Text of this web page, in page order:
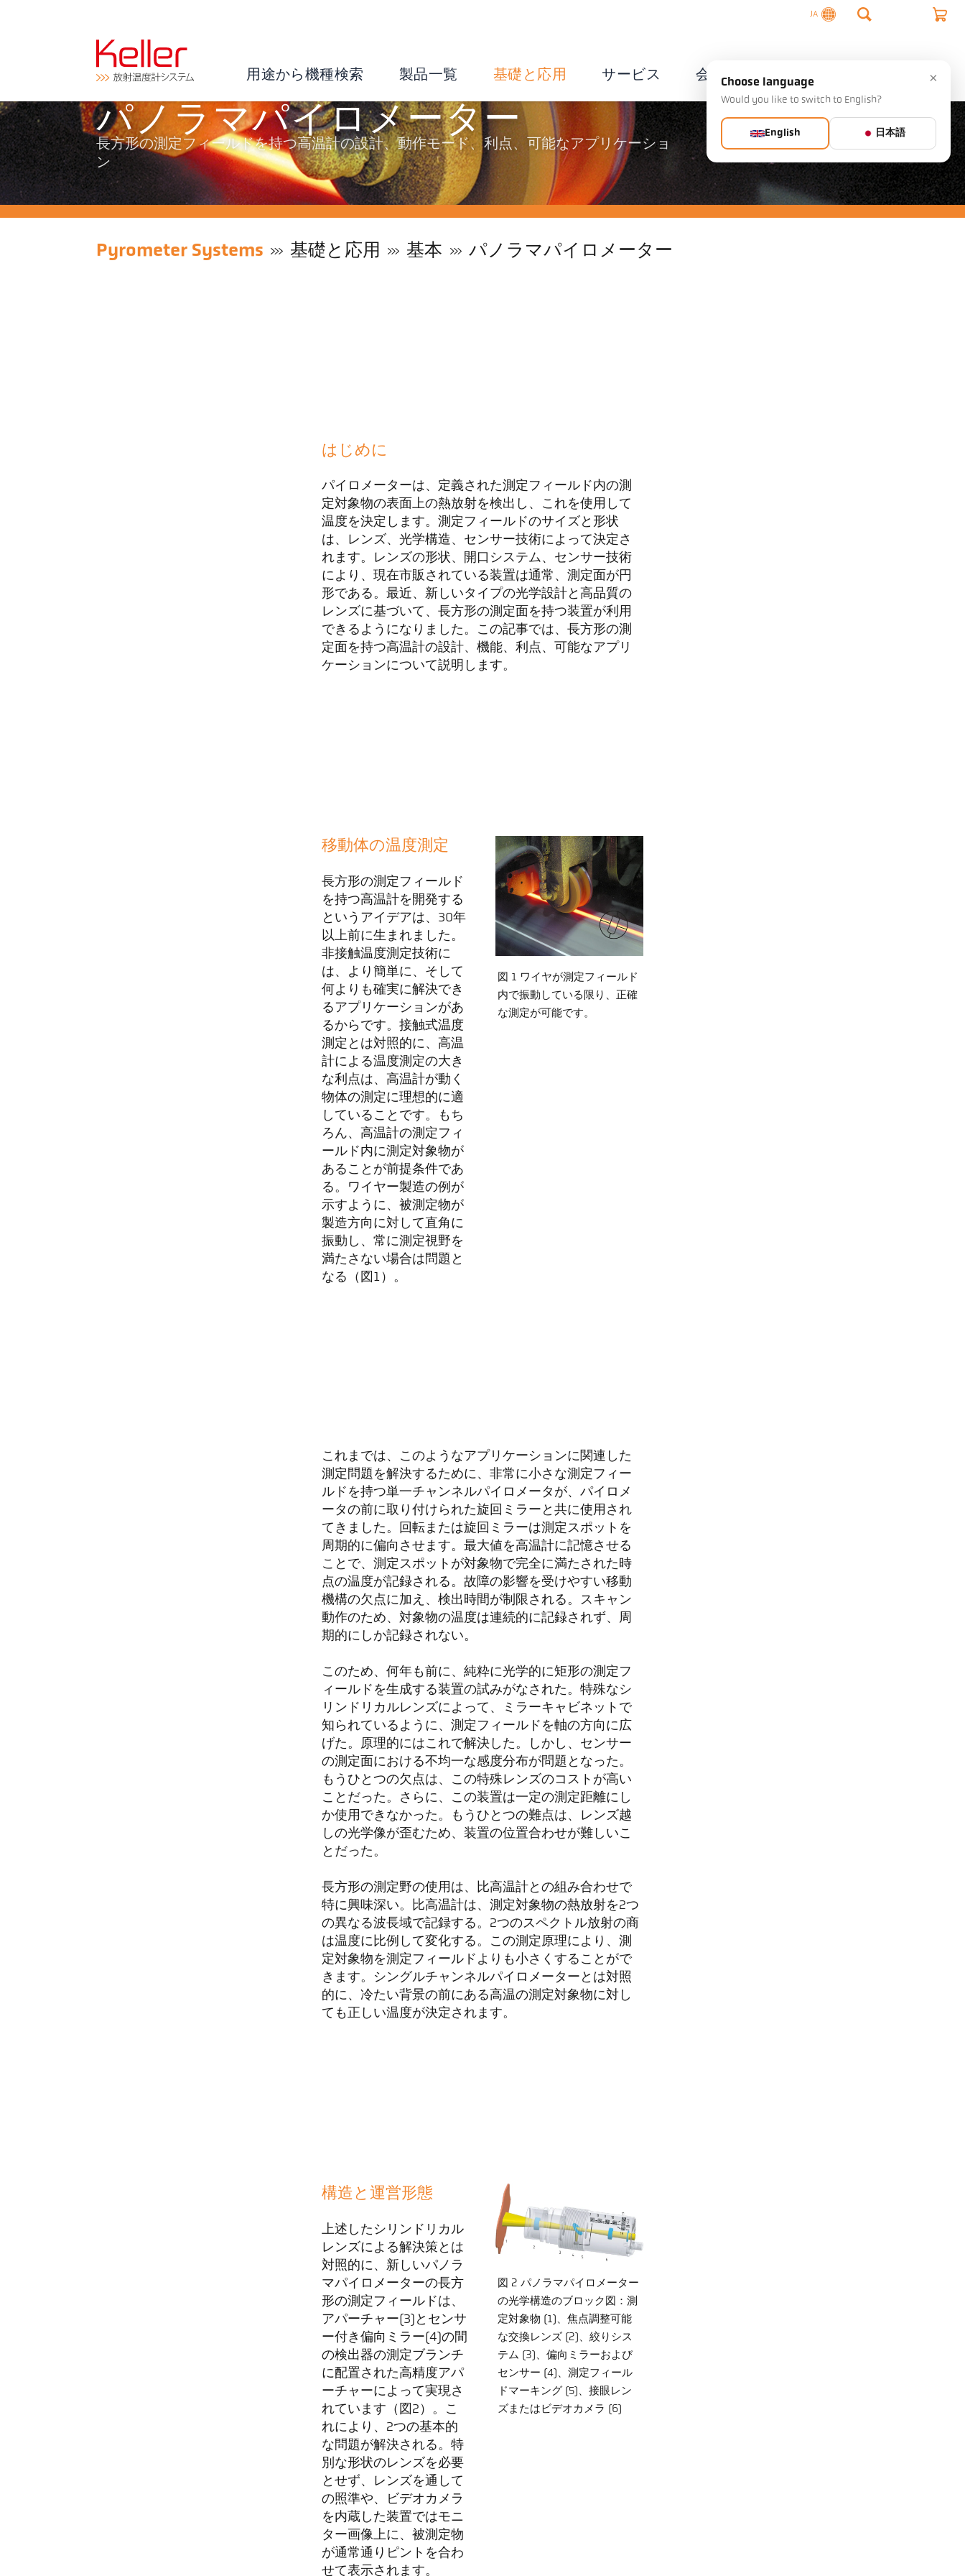
JA
用途から機種検索 製品一覧 基礎と応用 サービス 会社概要
パノラマパイロメーター
長方形の測定フィールドを持つ高温計の設計、動作モード、利点、可能なアプリケーショ
ン
Pyrometer Systems 基礎と応用 基本 パノラマパイロメーター
はじめに
パイロメーターは、定義された測定フィールド内の測
定対象物の表面上の熱放射を検出し、これを使用して
温度を決定します。測定フィールドのサイズと形状
は、レンズ、光学構造、センサー技術によって決定さ
れます。レンズの形状、開口システム、センサー技術
により、現在市販されている装置は通常、測定面が円
形である。最近、新しいタイプの光学設計と高品質の
レンズに基づいて、長方形の測定面を持つ装置が利用
できるようになりました。この記事では、長方形の測
定面を持つ高温計の設計、機能、利点、可能なアプリ
ケーションについて説明します。
移動体の温度測定
長方形の測定フィールド
を持つ高温計を開発する
というアイデアは、30年
以上前に生まれました。
非接触温度測定技術に
は、より簡単に、そして
何よりも確実に解決でき
るアプリケーションがあ
るからです。接触式温度
測定とは対照的に、高温
計による温度測定の大き
な利点は、高温計が動く
物体の測定に理想的に適
していることです。もち
ろん、高温計の測定フィ
ールド内に測定対象物が
あることが前提条件であ
る。ワイヤー製造の例が
示すように、被測定物が
製造方向に対して直角に
振動し、常に測定視野を
満たさない場合は問題と
なる（図1）。
図 1 ワイヤが測定フィールド
内で振動している限り、正確
な測定が可能です。
これまでは、このようなアプリケーションに関連した
測定問題を解決するために、非常に小さな測定フィー
ルドを持つ単一チャンネルパイロメータが、パイロメ
ータの前に取り付けられた旋回ミラーと共に使用され
てきました。回転または旋回ミラーは測定スポットを
周期的に偏向させます。最大値を高温計に記憶させる
ことで、測定スポットが対象物で完全に満たされた時
点の温度が記録される。故障の影響を受けやすい移動
機構の欠点に加え、検出時間が制限される。スキャン
動作のため、対象物の温度は連続的に記録されず、周
期的にしか記録されない。
このため、何年も前に、純粋に光学的に矩形の測定フ
ィールドを生成する装置の試みがなされた。特殊なシ
リンドリカルレンズによって、ミラーキャビネットで
知られているように、測定フィールドを軸の方向に広
げた。原理的にはこれで解決した。しかし、センサー
の測定面における不均一な感度分布が問題となった。
もうひとつの欠点は、この特殊レンズのコストが高い
ことだった。さらに、この装置は一定の測定距離にし
か使用できなかった。もうひとつの難点は、レンズ越
しの光学像が歪むため、装置の位置合わせが難しいこ
とだった。
長方形の測定野の使用は、比高温計との組み合わせで
特に興味深い。比高温計は、測定対象物の熱放射を2つ
の異なる波長域で記録する。2つのスペクトル放射の商
は温度に比例して変化する。この測定原理により、測
定対象物を測定フィールドよりも小さくすることがで
きます。シングルチャンネルパイロメーターとは対照
的に、冷たい背景の前にある高温の測定対象物に対し
ても正しい温度が決定されます。
構造と運営形態
上述したシリンドリカル
レンズによる解決策とは
対照的に、新しいパノラ
マパイロメーターの長方
形の測定フィールドは、
アパーチャー(3)とセンサ
ー付き偏向ミラー(4)の間
の検出器の測定ブランチ
に配置された高精度アパ
ーチャーによって実現さ
れています（図2）。こ
れにより、2つの基本的
な問題が解決される。特
別な形状のレンズを必要
とせず、レンズを通して
の照準や、ビデオカメラ
を内蔵した装置ではモニ
ター画像上に、被測定物
が通常通りピントを合わ
せて表示されます。
図 2 パノラマパイロメーター
の光学構造のブロック図：測
定対象物 (1)、焦点調整可能
な交換レンズ (2)、絞りシス
テム (3)、偏向ミラーおよび
センサー (4)、測定フィール
ドマーキング (5)、接眼レン
ズまたはビデオカメラ (6)
×
Choose language
Would you like to switch to English?
English 日本語